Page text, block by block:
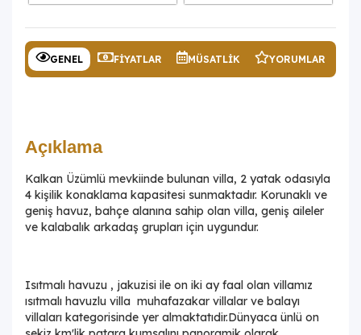
GENEL FIYATLAR MÜSATLIK YORUMLAR
Açıklama
Kalkan Üzümlü mevkiinde bulunan villa, 2 yatak odasıyla
4 kişilik konaklama kapasitesi sunmaktadır. Korunaklı ve
geniş havuz, bahçe alanına sahip olan villa, geniş aileler
ve kalabalık arkadaş grupları için uygundur.
Isıtmalı havuzu , jakuzisi ile on iki ay faal olan villamız
ısıtmalı havuzlu villa muhafazakar villalar ve balayı
villaları kategorisinde yer almaktatıdir.Dünyaca ünlü on